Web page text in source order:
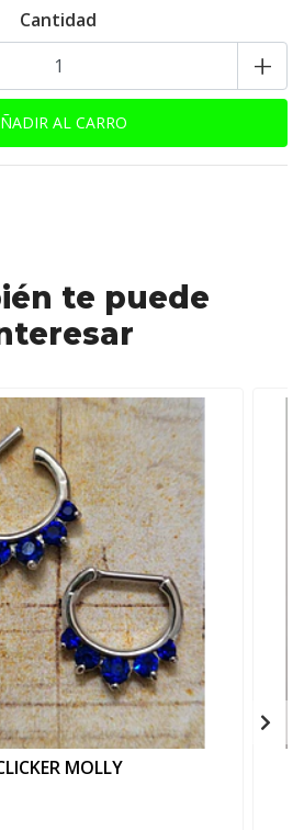
Cantidad
+
te puede
MOLLY